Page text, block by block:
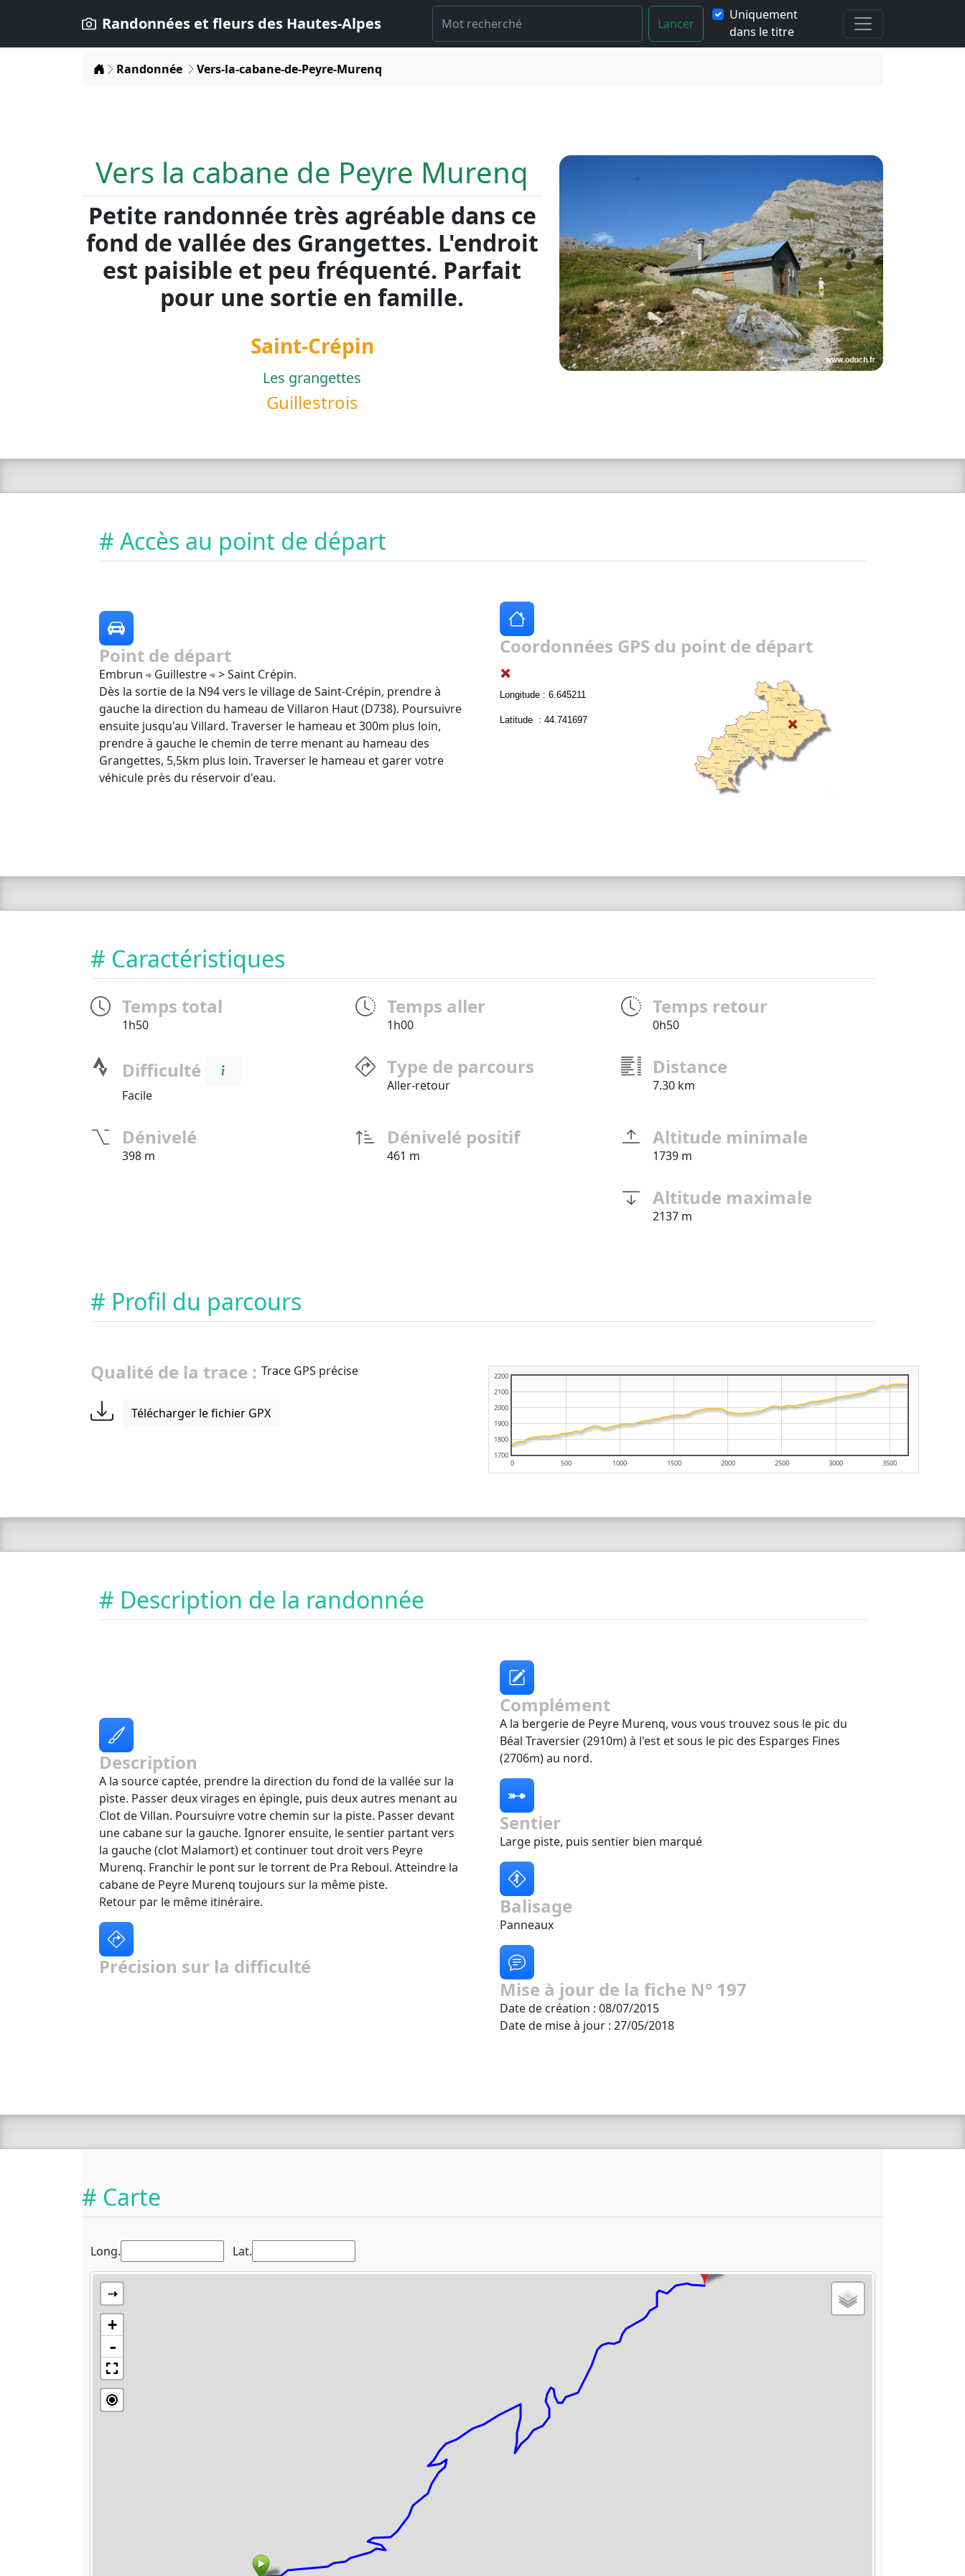
Randonnées et fleurs des Hautes-Alpes Lancer
Uniquement
dans le titre
Home
Randonnée Vers-la-cabane-de-Peyre-Murenq
Vers la cabane de Peyre Murenq
Petite randonnée très agréable dans ce
fond de vallée des Grangettes. L'endroit
est paisible et peu fréquenté. Parfait
pour une sortie en famille.
Saint-Crépin
Les grangettes
Guillestrois
# Accès au point de départ
Point de départ
Embrun Guillestre
> Saint Crépin.
Dès la sortie de la N94 vers le village de Saint-Crépin, prendre à
gauche la direction du hameau de Villaron Haut (D738). Poursuivre
ensuite jusqu'au Villard. Traverser le hameau et 300m plus loin,
prendre à gauche le chemin de terre menant au hameau des
Grangettes, 5,5km plus loin. Traverser le hameau et garer votre
véhicule près du réservoir d'eau.
Coordonnées GPS du point de départ
Longitude : 6.645211
Latitude : 44.741697
# Caractéristiques
Temps total
1h50
Temps aller
1h00
Temps retour
0h50
Difficulté
Facile
Type de parcours
Aller-retour
Distance
7.30 km
Dénivelé
398 m
Dénivelé positif
461 m
Altitude minimale
1739 m
Altitude maximale
2137 m
# Profil du parcours
Qualité de la trace : Trace GPS précise
Télécharger le fichier GPX
0 500 1000 1500 2000 2500 3000 3500
1700
1800
1900
2000
2100
2200
# Description de la randonnée
Description
A la source captée, prendre la direction du fond de la vallée sur la
piste. Passer deux virages en épingle, puis deux autres menant au
Clot de Villan. Poursuivre votre chemin sur la piste. Passer devant
une cabane sur la gauche. Ignorer ensuite, le sentier partant vers
la gauche (clot Malamort) et continuer tout droit vers Peyre
Murenq. Franchir le pont sur le torrent de Pra Reboul. Atteindre la
cabane de Peyre Murenq toujours sur la même piste.
Retour par le même itinéraire.
Précision sur la difficulté
Complément
A la bergerie de Peyre Murenq, vous vous trouvez sous le pic du
Béal Traversier (2910m) à l'est et sous le pic des Esparges Fines
(2706m) au nord.
Sentier
Large piste, puis sentier bien marqué
Balisage
Panneaux
Mise à jour de la fiche N° 197
Date de création : 08/07/2015
Date de mise à jour : 27/05/2018
# Carte
Long. Lat.
⇢
+
-